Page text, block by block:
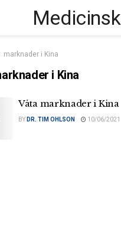
Medicinsk
marknader i Kina
i Kina
Våta marknader i Kina
BY DR. TIM OHLSON 10/06/2021